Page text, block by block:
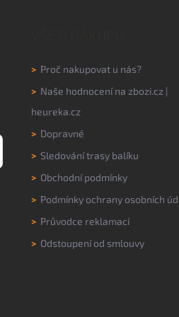
> Proč nakupovat u nás?
> Naše hodnocení na zbozi.cz |
heureka.cz
> Dopravné
> Sledování trasy balíku
> Obchodní podmínky
> Podmínky ochrany osobních
> Průvodce reklamací
> Odstoupení od smlouvy